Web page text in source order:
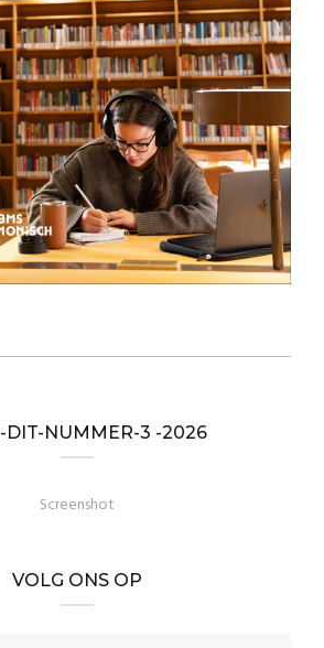
DIT-NUMMER-3 -2026
Screenshot
VOLG ONS OP